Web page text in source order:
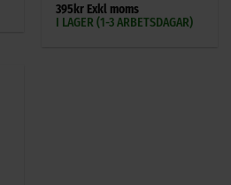
Betygsatt
0
395 kr Exkl moms
I LAGER (1-3 ARBETSDAGAR)